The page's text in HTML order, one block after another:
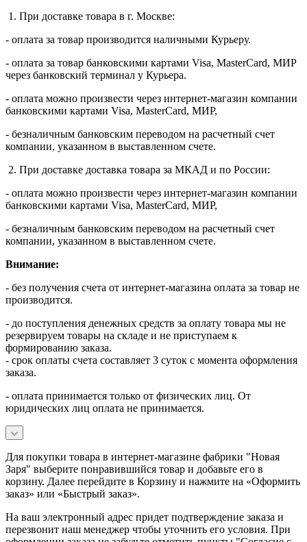
1. При доставке товара в г. Москве:
- оплата за товар производится наличными Курьеру.
- оплата за товар банковскими картами Visa, MasterСard, МИР
через банковский терминал у Курьера.
- оплата можно произвести через интернет-магазин компании
банковскими картами Visa, MasterСard, МИР,
- безналичным банковским переводом на расчетный счет
компании, указанном в выставленном счете.
2. При доставке доставка товара за МКАД и по России:
- оплата можно произвести через интернет-магазин компании
банковскими картами Visa, MasterСard, МИР,
- безналичным банковским переводом на расчетный счет
компании, указанном в выставленном счете.
Внимание:
- без получения счета от интернет-магазина оплата за товар не
производится.
- до поступления денежных средств за оплату товара мы не
резервируем товары на складе и не приступаем к
формированию заказа.
- срок оплаты счета составляет 3 суток с момента оформления
заказа.
- оплата принимается только от физических лиц. От
юридических лиц оплата не принимается.
Для покупки товара в интернет-магазине фабрики "Новая
Заря" выберите понравившийся товар и добавьте его в
корзину. Далее перейдите в Корзину и нажмите на «Оформить
заказ» или «Быстрый заказ».
На ваш электронный адрес придет подтверждение заказа и
перезвонит наш менеджер чтобы уточнить его условия. При